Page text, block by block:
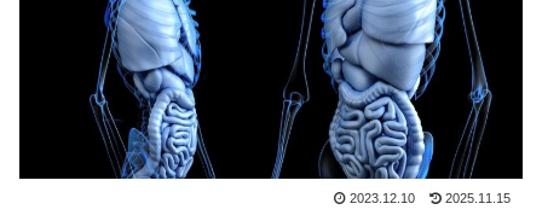
2023.12.10 2025.11.15